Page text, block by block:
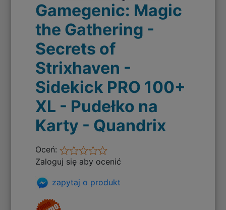
Gamegenic: Magic
the Gathering -
Secrets of
Strixhaven -
Sidekick PRO 100+
XL - Pudełko na
Karty - Quandrix
Oceń:
Zaloguj się aby ocenić
zapytaj o produkt